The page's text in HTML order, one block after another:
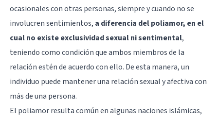
ocasionales con otras personas, siempre y cuando no se
involucren sentimientos, a diferencia del poliamor, en el
cual no existe exclusividad sexual ni sentimental,
teniendo como condición que ambos miembros de la
relación estén de acuerdo con ello. De esta manera, un
individuo puede mantener una relación sexual y afectiva con
más de una persona.
El poliamor resulta común en algunas naciones islámicas,